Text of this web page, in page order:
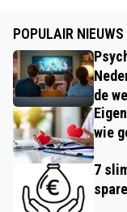
POPULAIR NIEUWS
de
wie
7